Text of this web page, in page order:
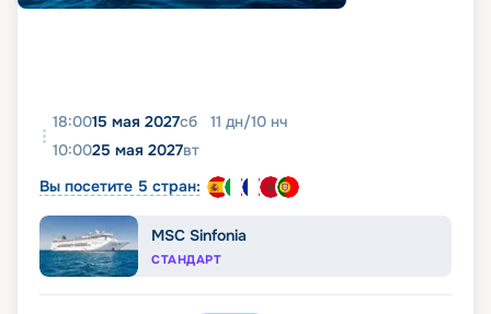
18:0015 мая 2027сб 11 дн/10 нч
10:0025 мая 2027вт
Вы посетите 5 стран:
MSC Sinfonia
СТАНДАРТ